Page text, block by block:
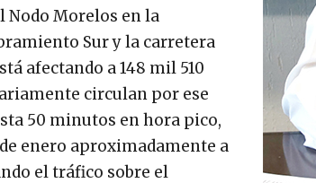
Nodo Morelos en la
Sur y la carretera
afectando a 148 mil 510
circulan por ese
50 minutos en hora pico,
enero aproximadamente a
el tráfico sobre el